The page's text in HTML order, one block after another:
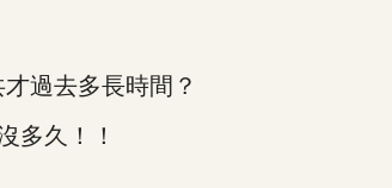
過去多長時間？
久！！